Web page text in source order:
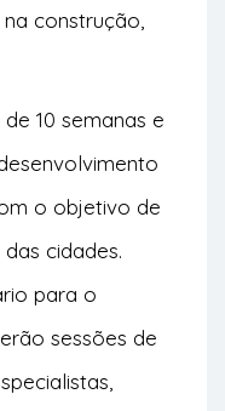
construção,
10 semanas e
o objetivo de
cidades.
para o
sessões de